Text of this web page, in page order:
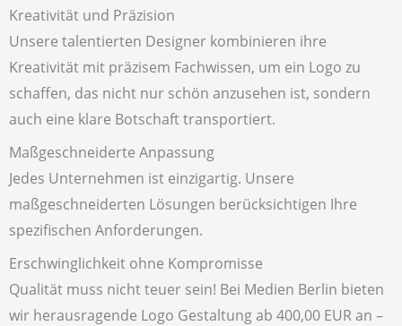
Kreativität und Präzision
Unsere talentierten Designer kombinieren ihre
Kreativität mit präzisem Fachwissen, um ein Logo zu
schaffen, das nicht nur schön anzusehen ist, sondern
auch eine klare Botschaft transportiert.
Maßgeschneiderte Anpassung
Jedes Unternehmen ist einzigartig. Unsere
maßgeschneiderten Lösungen berücksichtigen Ihre
spezifischen Anforderungen.
Erschwinglichkeit ohne Kompromisse
Qualität muss nicht teuer sein! Bei Medien Berlin bieten
wir herausragende Logo Gestaltung ab 400,00 EUR an –